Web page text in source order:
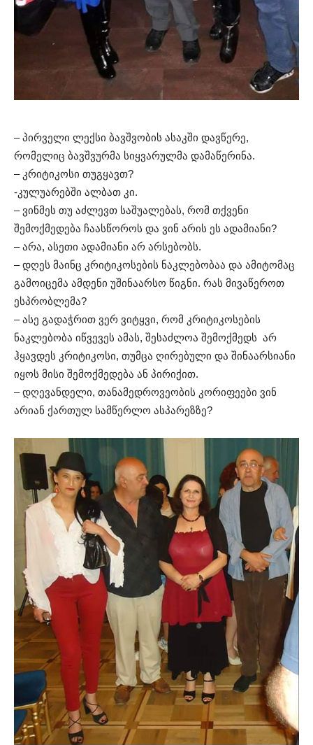
– პირველი ლექსი ბავშვობის ასაკში დავწერე,
რომელიც ბავშვურმა სიყვარულმა დამაწერინა.
– კრიტიკოსი თუგყავთ?
-კულუარებში ალბათ კი.
– ვინმეს თუ აძლევთ საშუალებას, რომ თქვენი
შემოქმედება ჩაასწოროს და ვინ არის ეს ადამიანი?
– არა, ასეთი ადამიანი არ არსებობს.
– დღეს მაინც კრიტიკოსების ნაკლებობაა და ამიტომაც
გამოიცემა ამდენი უშინაარსო წიგნი. რას მივაწეროთ
ესპრობლემა?
– ასე გადაჭრით ვერ ვიტყვი, რომ კრიტიკოსების
ნაკლებობა იწვევეს ამას, შესაძლოა შემოქმედს არ
ჰყავდეს კრიტიკოსი, თუმცა ღირებული და შინაარსიანი
იყოს მისი შემოქმედება ან პირიქით.
– დღევანდელი, თანამედროვეობის კორიფეები ვინ
არიან ქართულ სამწერლო ასპარეზზე?